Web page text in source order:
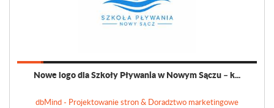
Nowe logo dla Szkoły Pływania w Nowym Sączu – k...
dbMind - Projektowanie stron & Doradztwo marketingowe